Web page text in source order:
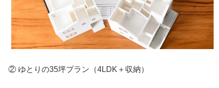
② ゆとりの35坪プラン（4LDK＋収納）